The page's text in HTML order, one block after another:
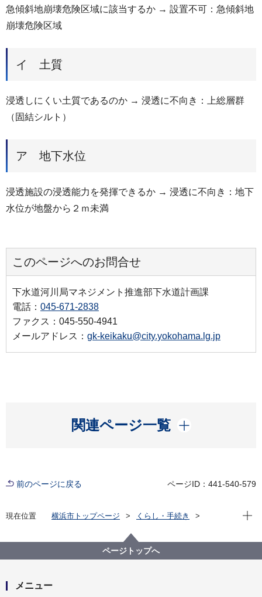
急傾斜地崩壊危険区域に該当するか → 設置不可：急傾斜地
崩壊危険区域
イ 土質
浸透しにくい土質であるのか → 浸透に不向き：上総層群
（固結シルト）
ア 地下水位
浸透施設の浸透能力を発揮できるか → 浸透に不向き：地下
水位が地盤から２ｍ未満
このページへのお問合せ
下水道河川局マネジメント推進部下水道計画課
電話： 045-671-2838
ファクス：045-550-4941
メールアドレス： gk-keikaku@city.yokohama.lg.jp
関連ページ一覧
開く
前のページに戻る ページID：441-540-579
現在位置 横浜市トップページ
くらし・手続き
雨水浸透ます
浸透施設設置判断マップの活用
現在
ページトップへ
メニュー